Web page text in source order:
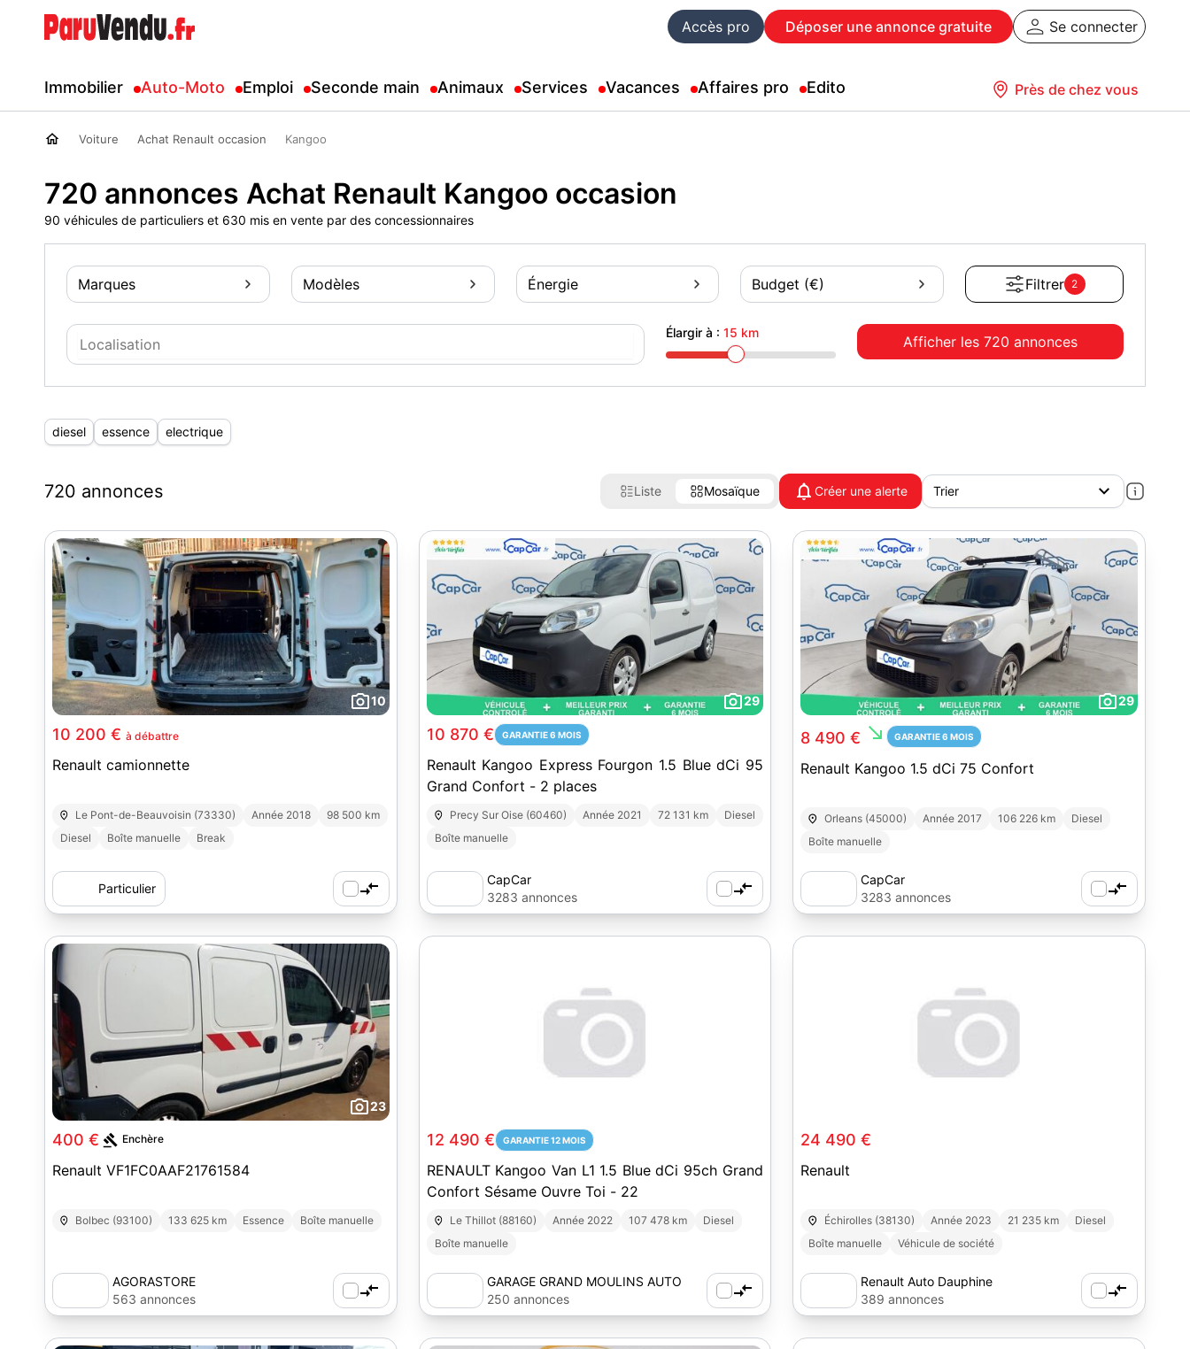
Accès pro Déposer une annonce gratuite Se connecter
Immobilier Auto-Moto Emploi Seconde main Animaux Services Vacances Affaires pro Edito Près de chez vous
Voiture Achat Renault occasion Kangoo
720 annonces Achat Renault Kangoo occasion
90 véhicules de particuliers et 630 mis en vente par des concessionnaires
Marques Modèles Énergie Budget (€) Filtrer 2
Élargir à : 15 km
Afficher les720 annonces
diesel essence electrique
720 annonces Liste Mosaïque Créer une alerte
10
10 200 € à débattre
Renault camionnette
Le Pont-de-Beauvoisin (73330) Année 2018
98 500 km
Diesel
Boîte manuelle Break
Particulier
29
10 870 € GARANTIE 6 MOIS
Renault Kangoo Express Fourgon 1.5 Blue dCi 95
Grand Confort - 2 places
Precy Sur Oise (60460) Année 2021 72 131 km
Diesel
Boîte manuelle
CapCar
3283 annonces
29
8 490 € south_east GARANTIE 6 MOIS
Renault Kangoo 1.5 dCi 75 Confort
Orleans (45000) Année 2017 106 226 km
Diesel
Boîte manuelle
CapCar
3283 annonces
23
400 € Enchère
Renault VF1FC0AAF21761584
Bolbec (93100) 133 625 km Essence Boîte manuelle
AGORASTORE
563 annonces
12 490 € GARANTIE 12 MOIS
RENAULT Kangoo Van L1 1.5 Blue dCi 95ch Grand
Confort Sésame Ouvre Toi - 22
Le Thillot (88160) Année 2022 107 478 km
Diesel
Boîte manuelle
GARAGE GRAND MOULINS AUTO
250 annonces
24 490 €
Renault
Échirolles (38130) Année 2023 21 235 km
Diesel
Boîte manuelle
Véhicule de société
Renault Auto Dauphine
389 annonces